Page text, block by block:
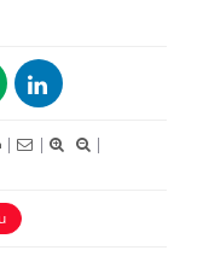
| |
|